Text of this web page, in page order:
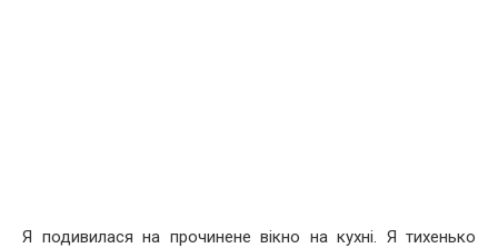
Я подивилася на прочинене вікно на кухні. Я тихенько